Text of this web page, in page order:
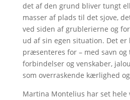
det af den grund bliver tungt
masser af plads til det sjove,
ved siden af grublerierne og
ud af sin egen situation. Det er
præsenteres for – med savn og
forbindelser og venskaber,
som overraskende kærlighed
Martina Montelius har set hele